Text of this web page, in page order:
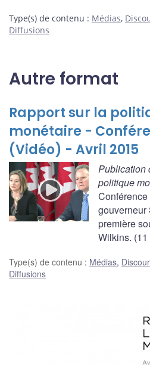
Type(s) de contenu : Médias,
Diffusions
Autre format
Rapport sur la
monétaire -
(Vidéo) - Avril 2015
Publication
politique
gouverneur
première
Wilkins.
Type(s) de contenu : Médias,
Diffusions